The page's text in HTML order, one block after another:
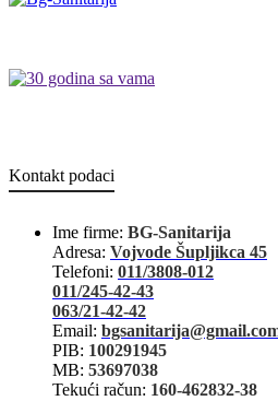
Kontakt podaci
Ime firme: BG-Sanitarija
Adresa: Vojvode Šupljikca 45
Telefoni: 011/3808-012
011/245-42-43
063/21-42-42
Email:
PIB: 100291945
MB: 53697038
Tekući račun: 160-462832-38